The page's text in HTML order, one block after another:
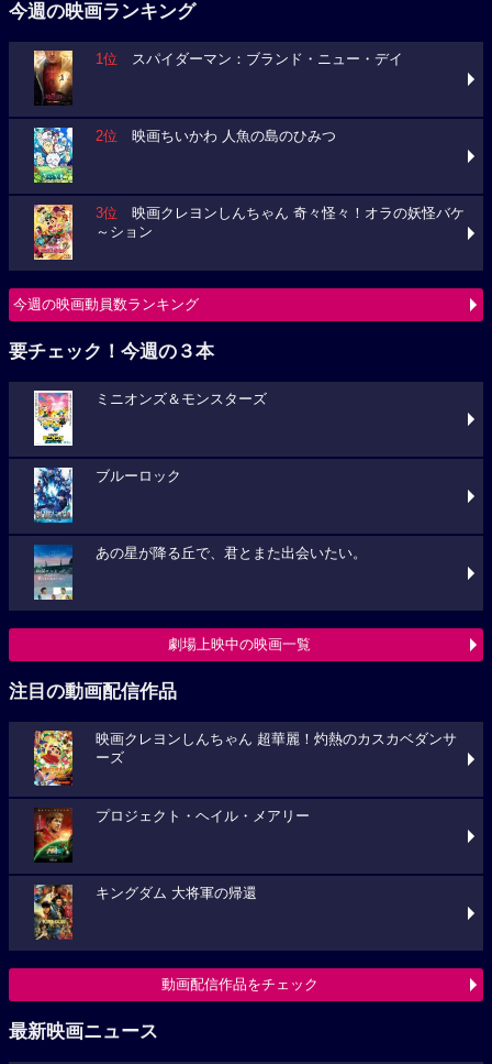
今週の映画ランキング
1位 スパイダーマン：ブランド・ニュー・デイ
2位 映画ちいかわ 人魚の島のひみつ
3位 映画クレヨンしんちゃん 奇々怪々！オラの妖怪バケ
～ション
今週の映画動員数ランキング
要チェック！今週の３本
ミニオンズ＆モンスターズ
ブルーロック
あの星が降る丘で、君とまた出会いたい。
劇場上映中の映画一覧
注目の動画配信作品
映画クレヨンしんちゃん 超華麗！灼熱のカスカベダンサ
ーズ
プロジェクト・ヘイル・メアリー
キングダム 大将軍の帰還
動画配信作品をチェック
最新映画ニュース